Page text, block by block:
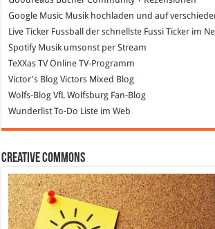
Google Music Musik hochladen und auf
Live Ticker Fussball
der schnellste Fussi Ticker im
SpotifyMusik umsonst per Stream
TeXXas TVOnline TV-Programm
Victor's Blog Victors Mixed Blog
Wolfs-Blog VfL Wolfsburg Fan-Blog
WunderlistTo-Do Liste im Web
Creative Commons